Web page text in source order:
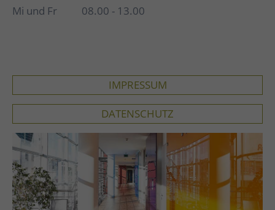
Mi und Fr 08.00 - 13.00
IMPRESSUM
DATENSCHUTZ